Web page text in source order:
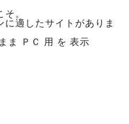
。
に適したサイトがありま
ま ＰＣ 用 を 表示